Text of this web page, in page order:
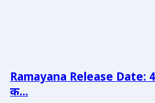
Ramayana Release Date:
क...